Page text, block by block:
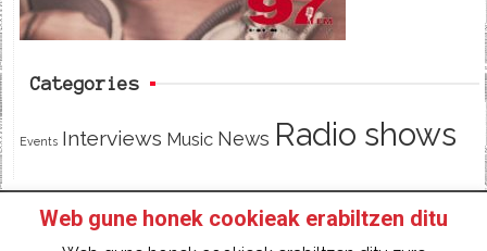
o
Categories
Events Interviews Music News Radio shows
HOME
HAZTE SOCI@ DE 97FM IRRATIA
Web gune honek cookieak erabiltzen ditu